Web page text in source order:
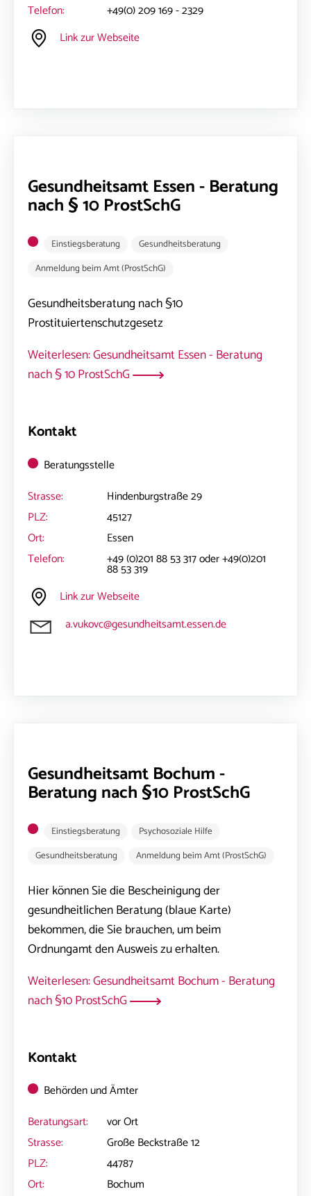
Telefon:
+49(0) 209 169 - 2329
Link zur Webseite
Gesundheitsamt Essen - Beratung
nach § 10 ProstSchG
Einstiegsberatung
Gesundheitsberatung
Anmeldung beim Amt (ProstSchG)
Gesundheitsberatung nach §10
Prostituiertenschutzgesetz
Weiterlesen: Gesundheitsamt Essen - Beratung
nach § 10 ProstSchG
Kontakt
Beratungsstelle
Strasse:
Hindenburgstraße 29
PLZ:
45127
Ort:
Essen
Telefon:
+49 (0)201 88 53 317 oder +49(0)201
88 53 319
Link zur Webseite
a.vukovc@gesundheitsamt.essen.de
Gesundheitsamt Bochum -
Beratung nach §10 ProstSchG
Einstiegsberatung
Psychosoziale Hilfe
Gesundheitsberatung
Anmeldung beim Amt (ProstSchG)
Hier können Sie die Bescheinigung der
gesundheitlichen Beratung (blaue Karte)
bekommen, die Sie brauchen, um beim
Ordnungamt den Ausweis zu erhalten.
Weiterlesen: Gesundheitsamt Bochum - Beratung
nach §10 ProstSchG
Kontakt
Behörden und Ämter
Beratungsart:
vor Ort
Strasse:
Große Beckstraße 12
PLZ:
44787
Ort:
Bochum